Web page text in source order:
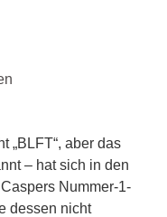
„BLFT“, aber das
– hat sich in den
Nummer-1-
dessen nicht